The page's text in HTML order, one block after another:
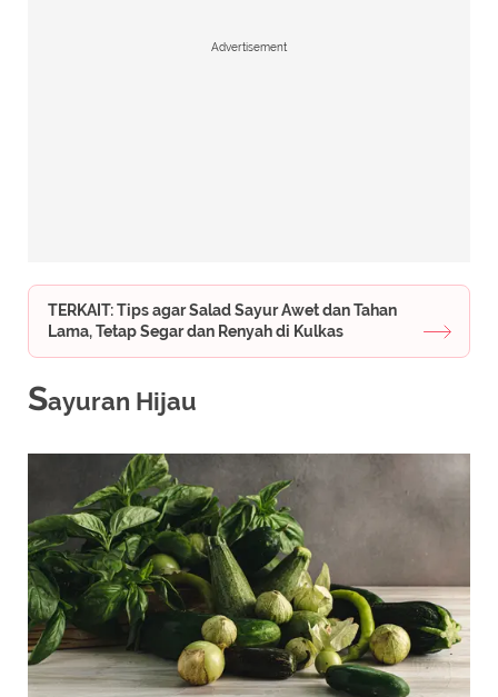
Advertisement
TERKAIT: Tips agar Salad Sayur Awet dan Tahan
Lama, Tetap Segar dan Renyah di Kulkas
Sayuran Hijau